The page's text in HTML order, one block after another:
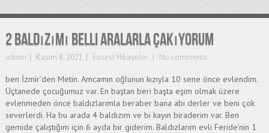
2 baldızımı belli aralarla çakıyorum
admin Kasım 8, 2021 Ensest Hikayeler No comments
ben İzmir’den Metin. Amcamın oğlunun kızıyla 10 sene önce evlendim.
Üçtanede çocuğumuz var. En baştan beri başta eşim olmak üzere
evlenmeden önce baldızlarımla beraber bana abi derler ve beni çok
severlerdi. Ha bu arada 4 baldızım ve bi kayın biraderim var. Ben
gemide çalıştığım için 6 ayda bir giderim. Baldızlarım evli Feride’nin 1